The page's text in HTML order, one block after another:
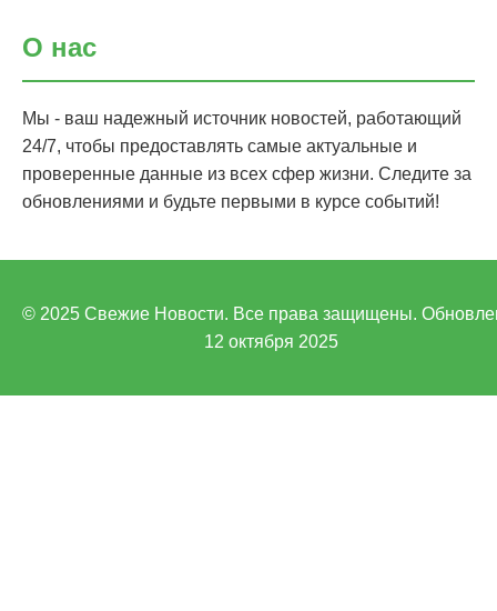
О нас
Мы - ваш надежный источник новостей, работающий
24/7, чтобы предоставлять самые актуальные и
проверенные данные из всех сфер жизни. Следите за
обновлениями и будьте первыми в курсе событий!
© 2025 Свежие Новости. Все права защищены.
12 октября 2025